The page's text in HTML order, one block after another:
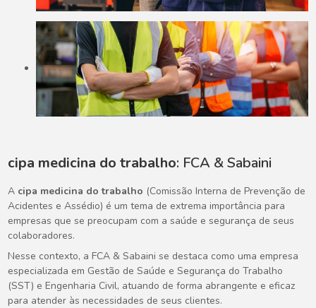
cipa medicina do trabalho: FCA & Sabaini
A cipa medicina do trabalho (Comissão Interna de Prevenção de
Acidentes e Assédio) é um tema de extrema importância para
empresas que se preocupam com a saúde e segurança de seus
colaboradores.
Nesse contexto, a FCA & Sabaini se destaca como uma empresa
especializada em Gestão de Saúde e Segurança do Trabalho
(SST) e Engenharia Civil, atuando de forma abrangente e eficaz
para atender às necessidades de seus clientes.